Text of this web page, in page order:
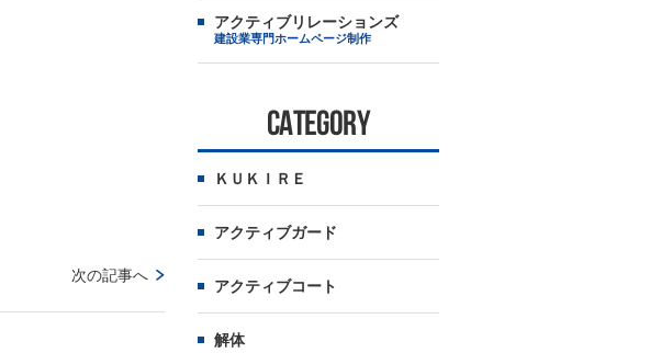
次の記事へ
アクティブリレーションズ
建設業専門ホームページ制作
CATEGORY
ＫＵＫＩＲＥ
アクティブガード
アクティブコート
解体